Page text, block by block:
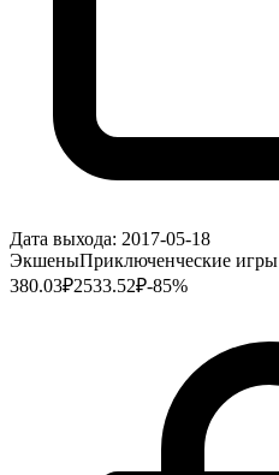
Дата выхода: 2017-05-18
ЭкшеныПриключенческие игры
380.03₽2533.52₽-85%